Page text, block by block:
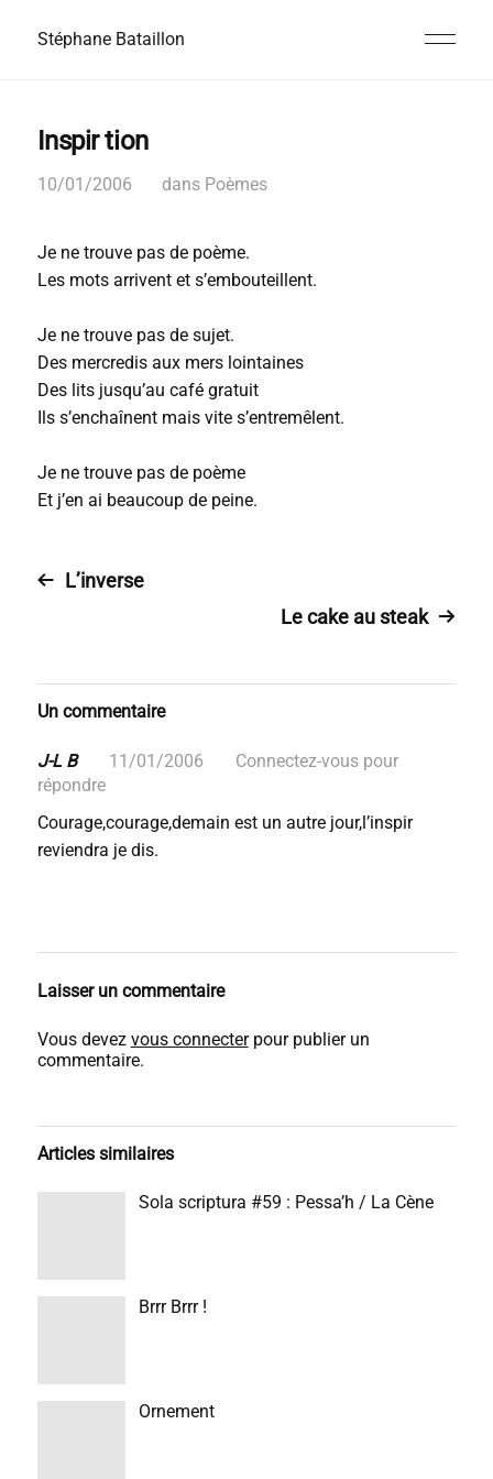
Stéphane Bataillon
Inspir tion
10/01/2006 dans Poèmes
Je ne trouve pas de poème.
Les mots arrivent et s’embouteillent.
Je ne trouve pas de sujet.
Des mercredis aux mers lointaines
Des lits jusqu’au café gratuit
Ils s’enchaînent mais vite s’entremêlent.
Je ne trouve pas de poème
Et j’en ai beaucoup de peine.
L’inverse
Le cake au steak
Un commentaire
J-L B 11/01/2006
Connectez-vous pour
répondre
Courage,courage,demain est un autre jour,l’inspir
reviendra je dis.
Laisser un commentaire
Vous devez vous connecterpour publier un
commentaire.
Articles similaires
Sola scriptura #59 : Pessa’h / La Cène
Brrr Brrr !
Ornement